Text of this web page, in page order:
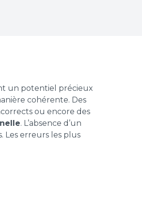
un potentiel précieux
cohérente. Des
ou encore des
. L’absence d’un
Les erreurs les plus